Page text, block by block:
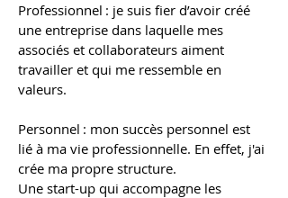
Professionnel : je suis fier d’avoir créé
une entreprise dans laquelle mes
associés et collaborateurs aiment
travailler et qui me ressemble en
valeurs.
Personnel : mon succès personnel est
lié à ma vie professionnelle. En effet, j'ai
crée ma propre structure.
Une start-up qui accompagne les